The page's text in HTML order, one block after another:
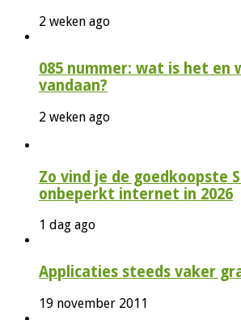
2 weken ago
085 nummer: wat is het en
vandaan?
2 weken ago
Zo vind je de goedkoopste
onbeperkt internet in 2026
1 dag ago
Applicaties steeds vaker
19 november 2011